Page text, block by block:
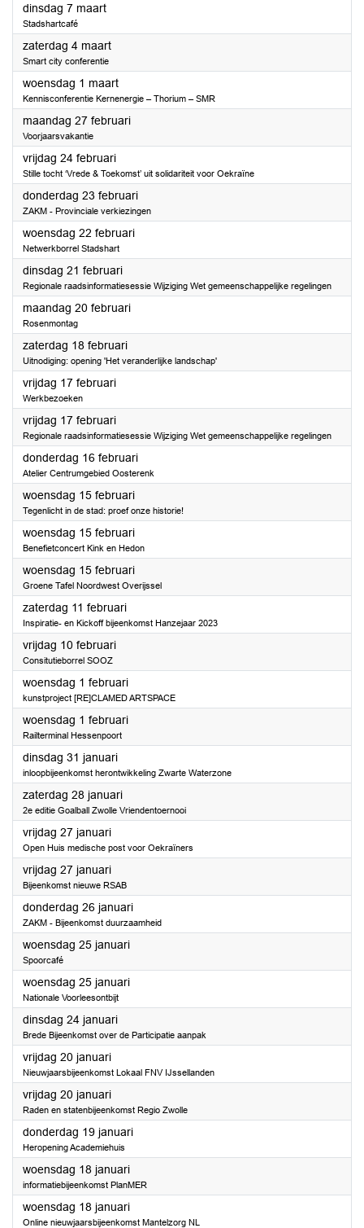
dinsdag 7 maart2023
Stadshartcafé
zaterdag 4 maart2023
Smart city conferentie
woensdag 1 maart2023
Kennisconferentie Kernenergie – Thorium – SMR
maandag 27 februari2023
Voorjaarsvakantie
vrijdag 24 februari2023
Stille tocht ‘Vrede & Toekomst’ uit solidariteit voor Oekraïne
donderdag 23 februari2023
ZAKM - Provinciale verkiezingen
woensdag 22 februari2023
Netwerkborrel Stadshart
dinsdag 21 februari2023
Regionale raadsinformatiesessie Wijziging Wet gemeenschappelijke regelingen
maandag 20 februari2023
Rosenmontag
zaterdag 18 februari2023
Uitnodiging: opening 'Het veranderlijke landschap'
vrijdag 17 februari2023
Werkbezoeken
vrijdag 17 februari2023
Regionale raadsinformatiesessie Wijziging Wet gemeenschappelijke regelingen
donderdag 16 februari2023
Atelier Centrumgebied Oosterenk
woensdag 15 februari2023
Tegenlicht in de stad: proef onze historie!
woensdag 15 februari2023
Benefietconcert Kink en Hedon
woensdag 15 februari2023
Groene Tafel Noordwest Overijssel
zaterdag 11 februari2023
Inspiratie- en Kickoff bijeenkomst Hanzejaar 2023
vrijdag 10 februari2023
Consitutieborrel SOOZ
woensdag 1 februari2023
kunstproject [RE]CLAMED ARTSPACE
woensdag 1 februari2023
Railterminal Hessenpoort
dinsdag 31 januari2023
inloopbijeenkomst herontwikkeling Zwarte Waterzone
zaterdag 28 januari2023
2e editie Goalball Zwolle Vriendentoernooi
vrijdag 27 januari2023
Open Huis medische post voor Oekraïners
vrijdag 27 januari2023
Bijeenkomst nieuwe RSAB
donderdag 26 januari2023
ZAKM - Bijeenkomst duurzaamheid
woensdag 25 januari2023
Spoorcafé
woensdag 25 januari2023
Nationale Voorleesontbijt
dinsdag 24 januari2023
Brede Bijeenkomst over de Participatie aanpak
vrijdag 20 januari2023
Nieuwjaarsbijeenkomst Lokaal FNV IJssellanden
vrijdag 20 januari2023
Raden en statenbijeenkomst Regio Zwolle
donderdag 19 januari2023
Heropening Academiehuis
woensdag 18 januari2023
informatiebijeenkomst PlanMER
woensdag 18 januari2023
Online nieuwjaarsbijeenkomst Mantelzorg NL